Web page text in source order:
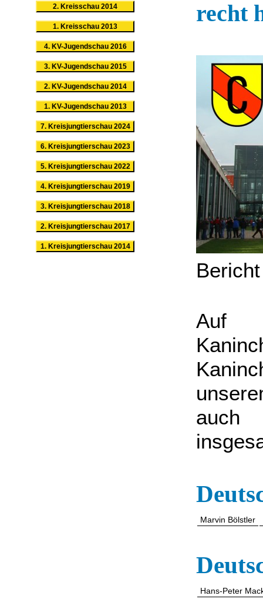
2. Kreisschau 2014
1. Kreisschau 2013
4. KV-Jugendschau 2016
3. KV-Jugendschau 2015
2. KV-Jugendschau 2014
1. KV-Jugendschau 2013
7. Kreisjungtierschau 2024
6. Kreisjungtierschau 2023
5. Kreisjungtierschau 2022
4. Kreisjungtierschau 2019
3. Kreisjungtierschau 2018
2. Kreisjungtierschau 2017
1. Kreisjungtierschau 2014
recht
Auf
auch
Marvin Bölstler
Hans-Peter